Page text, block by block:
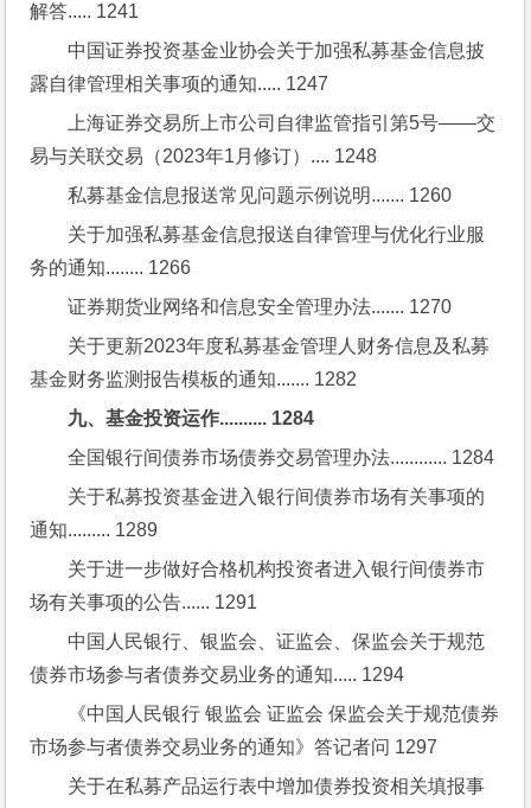
解答..... 1241
中国证券投资基金业协会关于加强私募基金信息披
露自律管理相关事项的通知..... 1247
上海证券交易所上市公司自律监管指引第5号——交
易与关联交易（2023年1月修订）.... 1248
私募基金信息报送常见问题示例说明....... 1260
关于加强私募基金信息报送自律管理与优化行业服
务的通知........ 1266
证券期货业网络和信息安全管理办法....... 1270
关于更新2023年度私募基金管理人财务信息及私募
基金财务监测报告模板的通知....... 1282
九、基金投资运作.......... 1284
全国银行间债券市场债券交易管理办法............ 1284
关于私募投资基金进入银行间债券市场有关事项的
通知......... 1289
关于进一步做好合格机构投资者进入银行间债券市
场有关事项的公告...... 1291
中国人民银行、银监会、证监会、保监会关于规范
债券市场参与者债券交易业务的通知..... 1294
《中国人民银行 银监会 证监会 保监会关于规范债券
市场参与者债券交易业务的通知》答记者问 1297
关于在私募产品运行表中增加债券投资相关填报事